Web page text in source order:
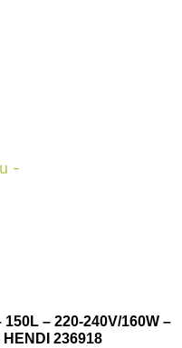
– 220-240V/160W –
236918